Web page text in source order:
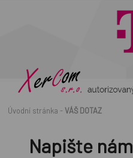
Úvodní stránka - VÁŠ DOTAZ
Napište nám